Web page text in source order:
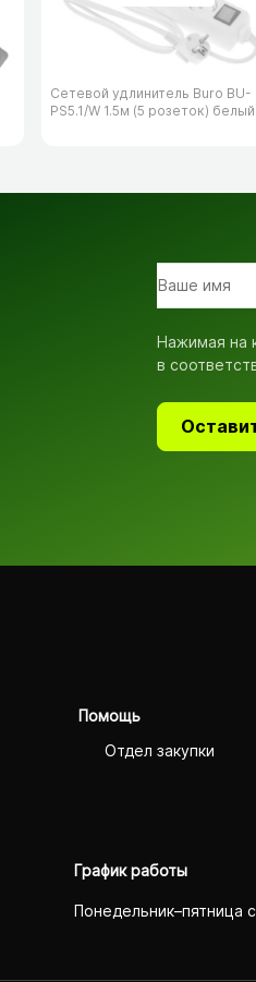
Сетевой удлинитель Buro BU-
PS5.1/​W 1.5м (5 розеток) белый
Нажимая на
в
Помощь
Отдел закупки
График работы
Понедельник–пятница